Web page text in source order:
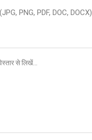
PNG, PDF, DOC, DOCX)